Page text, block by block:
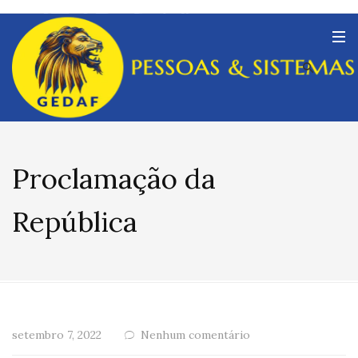
Proclamação da
República
setembro 7, 2022 Nenhum comentário